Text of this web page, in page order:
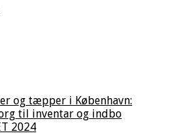
og tæpper i København:
til inventar og indbo
2024